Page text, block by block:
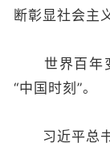
断彰显社会主
世界百年变
“中国时刻”。
习近平总书